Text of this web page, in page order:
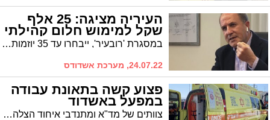
העיריה מציגה: 25 אלף
שקל למימוש חלום קהילתי
במסגרת 'רובעיר', ייבחרו עד 35 יוזמות שכל אחת תתוקצב בסכום שנתי של 25 אלף שקלים, שינותבו למימון העבודות עצמן או רכישת החומרים הנדרשים לצורך ביצוע המיזם.
24.07.22, מערכת אשדודס
פצוע קשה בתאונת עבודה
במפעל באשדוד
צוותים של מד"א ומתנדבי איחוד הצלה הוזעקו למפעל באזור התעשיה הצפוני בעיר, בעקבות דיווח על תאונת עבודה קשה. צוותי ההצלה העניקו טיפול ראשוני לשני נפגעים, אחד מהם במצב קשה